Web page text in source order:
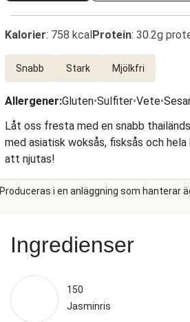
Kalorier: 758 kcalProtein: 30.2g
Snabb Stark Mjölkfri
Allergener:Gluten•Sulfiter•Vete•
Låt oss fresta med en snabb
med asiatisk woksås, fisksås och
att njutas!
Produceras i en anläggning som hanterar
Ingredienser
150
Jasminris